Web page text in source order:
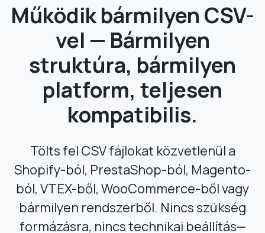
Működik bármilyen CSV-
vel — Bármilyen
struktúra, bármilyen
platform, teljesen
kompatibilis.
Tölts fel CSV fájlokat közvetlenül a
Shopify-ból, PrestaShop-ból, Magento-
ból, VTEX-ből, WooCommerce-ből vagy
bármilyen rendszerből. Nincs szükség
formázásra, nincs technikai beállítás—